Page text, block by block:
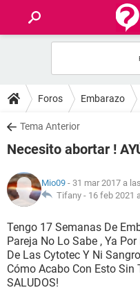
FOROS
SALUD
NUTRICIÓN
BIENESTAR
SEXUALIDAD
Foros Embarazo
Tema Anterior
Necesito abortar !
Mio09 - 31 mar 2017 a
Tifany - 16 feb 2021
Tengo 17 Semanas De
Pareja No Lo Sabe , Ya
De Las Cytotec Y Ni
Cómo Acabo Con Esto Sin
SALUDOS!